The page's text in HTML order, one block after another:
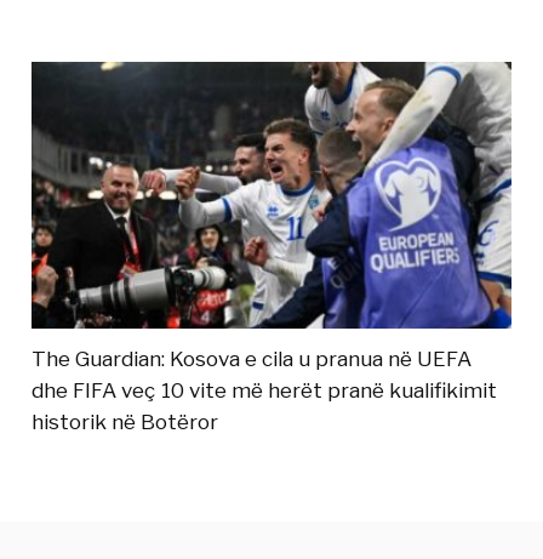
The Guardian: Kosova e cila u pranua në UEFA
dhe FIFA veç 10 vite më herët pranë kualifikimit
historik në Botëror